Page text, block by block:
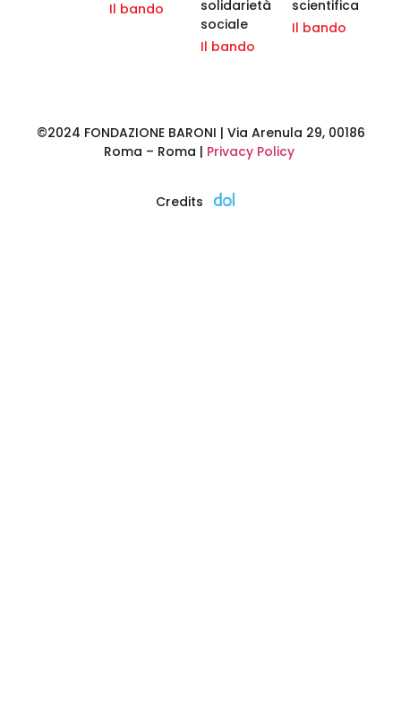
Il bando
solidarietà
sociale
Il bando
scientifica
Il bando
©2024 FONDAZIONE BARONI | Via Arenula 29, 00186
Roma – Roma | Privacy Policy
Credits